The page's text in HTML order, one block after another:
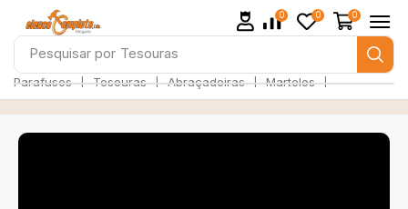
Pesquisar por Tesouras
Parafusos ❘ Tesouras ❘ Abraçadeiras ❘ Martelos ❘
0 0 0